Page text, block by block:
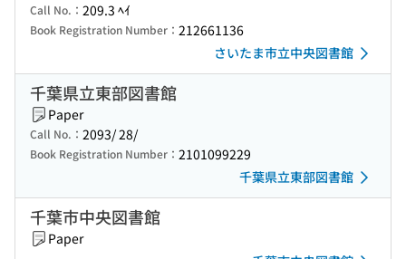
Call No.： 209.3 ﾍｲ
Book Registration Number： 212661136
さいたま市立中央図書館
千葉県立東部図書館
Paper
Call No.： 2093/ 28/
Book Registration Number： 2101099229
千葉県立東部図書館
千葉市中央図書館
Paper